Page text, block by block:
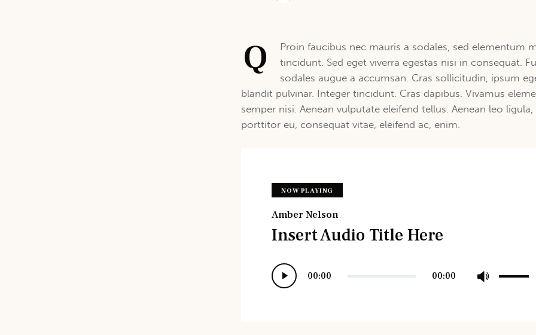
Q
Proin faucibus nec mauris a sodales, sed elementum
tincidunt. Sed eget viverra egestas nisi in consequat.
sodales augue a accumsan. Cras sollicitudin, ipsum
blandit pulvinar. Integer tincidunt. Cras dapibus. Vivamus
semper nisi. Aenean vulputate eleifend tellus. Aenean leo ligula,
porttitor eu, consequat vitae, eleifend ac, enim.
NOW PLAYING
Amber Nelson
Insert Audio Title Here
Audio
Player
00:00 00:00